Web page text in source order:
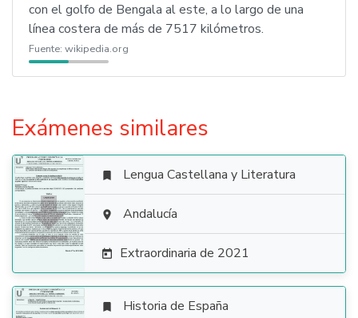
con el golfo de Bengala al este, a lo largo de una
línea costera de más de 7517 kilómetros.
Fuente: wikipedia.org
Exámenes similares

 Lengua Castellana y Literatura
 Andalucía
 Extraordinaria de 2021
 Historia de España